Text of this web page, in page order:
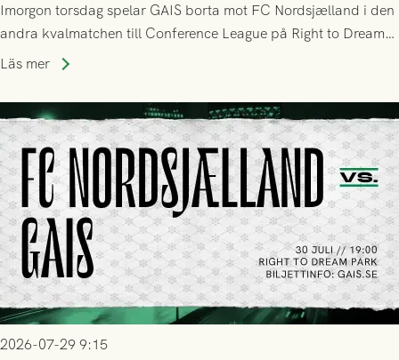
Imorgon torsdag spelar GAIS borta mot FC Nordsjælland i den
andra kvalmatchen till Conference League på Right to Dream
Park! Fredrik Holmberg och ledarstaben har tagit ut följande
Läs mer
2026-07-29 9:15